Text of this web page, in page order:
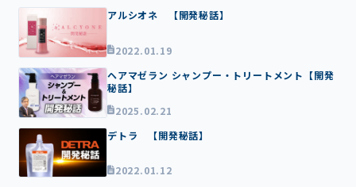
アルシオネ 【開発秘話】
2022.01.19
ヘアマゼラン シャンプー・トリートメント【開発
秘話】
2025.02.21
デトラ 【開発秘話】
2022.01.12